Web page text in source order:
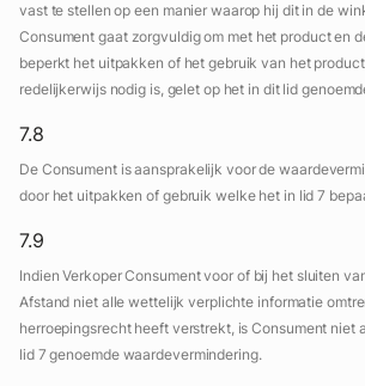
vast te stellen op een manier waarop hij dit in de
Consument gaat zorgvuldig om met het product en
beperkt het uitpakken of het gebruik van het
redelijkerwijs nodig is, gelet op het in dit lid
7.8
De Consument is aansprakelijk voor de
door het uitpakken of gebruik welke het in lid 7
7.9
Indien Verkoper Consument voor of bij het sluiten
Afstand niet alle wettelijk verplichte informatie
herroepingsrecht heeft verstrekt, is Consument niet
lid 7 genoemde waardevermindering.